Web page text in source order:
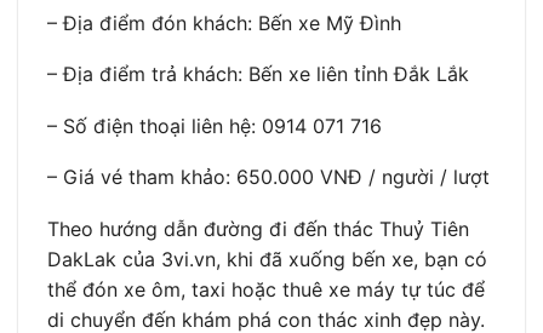
– Địa điểm đón khách: Bến xe Mỹ Đình
– Địa điểm trả khách: Bến xe liên tỉnh Đắk Lắk
– Số điện thoại liên hệ: 0914 071 716
– Giá vé tham khảo: 650.000 VNĐ / người / lượt
Theo hướng dẫn đường đi đến thác Thuỷ Tiên
DakLak của 3vi.vn, khi đã xuống bến xe, bạn có
thể đón xe ôm, taxi hoặc thuê xe máy tự túc để
di chuyển đến khám phá con thác xinh đẹp này.